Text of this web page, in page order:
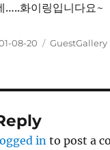
…..화이링입니다요~
08-20 Categories
GuestGallery
in to post a